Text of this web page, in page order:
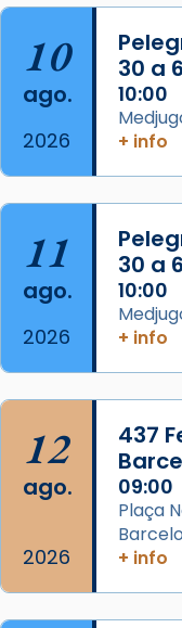
L’arquebisbe
Josep Omella,
concelebrat el
Mons. David
📸 Dr. G. Simón
Foto
View on Facebook ·
2 weeks ago
Acompanyant
partir de l’Edat
que les santes
Semproniana
eterna”) són
frare Joan
que les santes
Mataró en
10
ago.
2026
30 a
10:00
+ info
11
ago.
2026
30 a
10:00
+ info
12
ago.
2026
437
09:00
Plaça
+ info